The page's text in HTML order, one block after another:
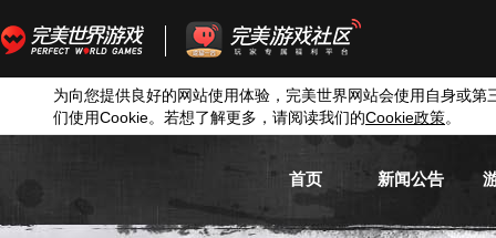
为向您提供良好的网站使用体验，完美世界网站会使用自身或第
们使用Cookie。若想了解更多，请阅读我们的Cookie政策。
首页 新闻公告